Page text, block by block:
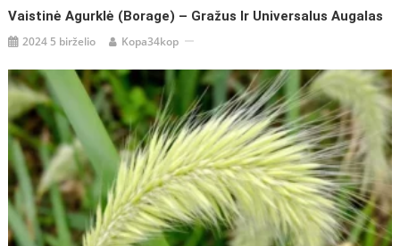
Vaistinė Agurklė (Borage) – Gražus Ir Universalus Augalas
2024 5 birželio Kopa34kop